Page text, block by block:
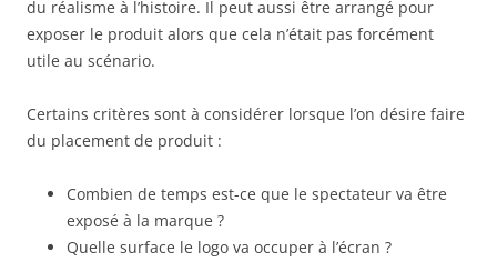
du réalisme à l’histoire. Il peut aussi être arrangé pour
exposer le produit alors que cela n’était pas forcément
utile au scénario.
Certains critères sont à considérer lorsque l’on désire faire
du placement de produit :
Combien de temps est-ce que le spectateur va être
exposé à la marque ?
Quelle surface le logo va occuper à l’écran ?